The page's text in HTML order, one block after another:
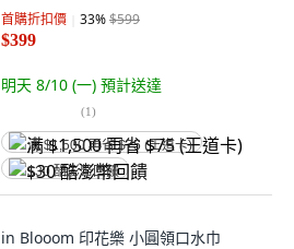
首購折扣價 33%$599
$399
明天 8/10 (一) 預計送達
(1)
满 $1,500 再省 $75 (王道卡)
$30 酷澎幣回饋
in Blooom 印花樂 小圓領口水巾